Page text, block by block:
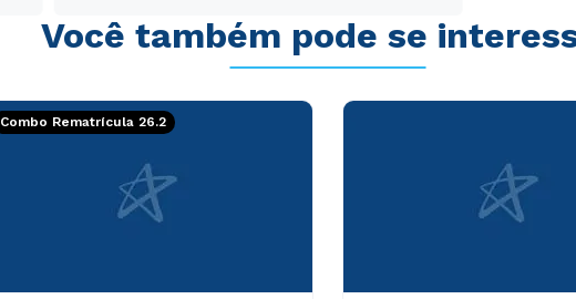
Você também pode se
Combo Rematrícula 26.2Estou de acordo com a
autorizo que meus dados sejam utilizados para o
Estou de acordo com a
autorizo que meus dados sejam utilizados para o